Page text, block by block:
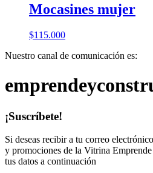
Mocasines mujer
$115.000
Nuestro canal de comunicación es:
¡Suscríbete!
Si deseas recibir a tu correo
y promociones de la Vitrina
tus datos a continuación